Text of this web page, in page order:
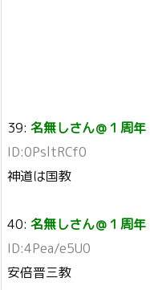
39: 名無しさん＠１周年
ID:0PsltRCf0
神道は国教
40: 名無しさん＠１周年
ID:4Pea/e5U0
安倍晋三教